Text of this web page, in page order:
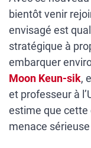
bientôt venir
envisagé est
stratégique à
embarquer
Moon Keun-sik,
et professeur à
estime que cette
menace